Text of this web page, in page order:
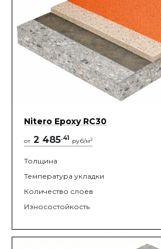
Nitero Epoxy RС30
от 2 485.41 руб/м2
Толщина
Температура укладки
Количество слоев
Износостойкость